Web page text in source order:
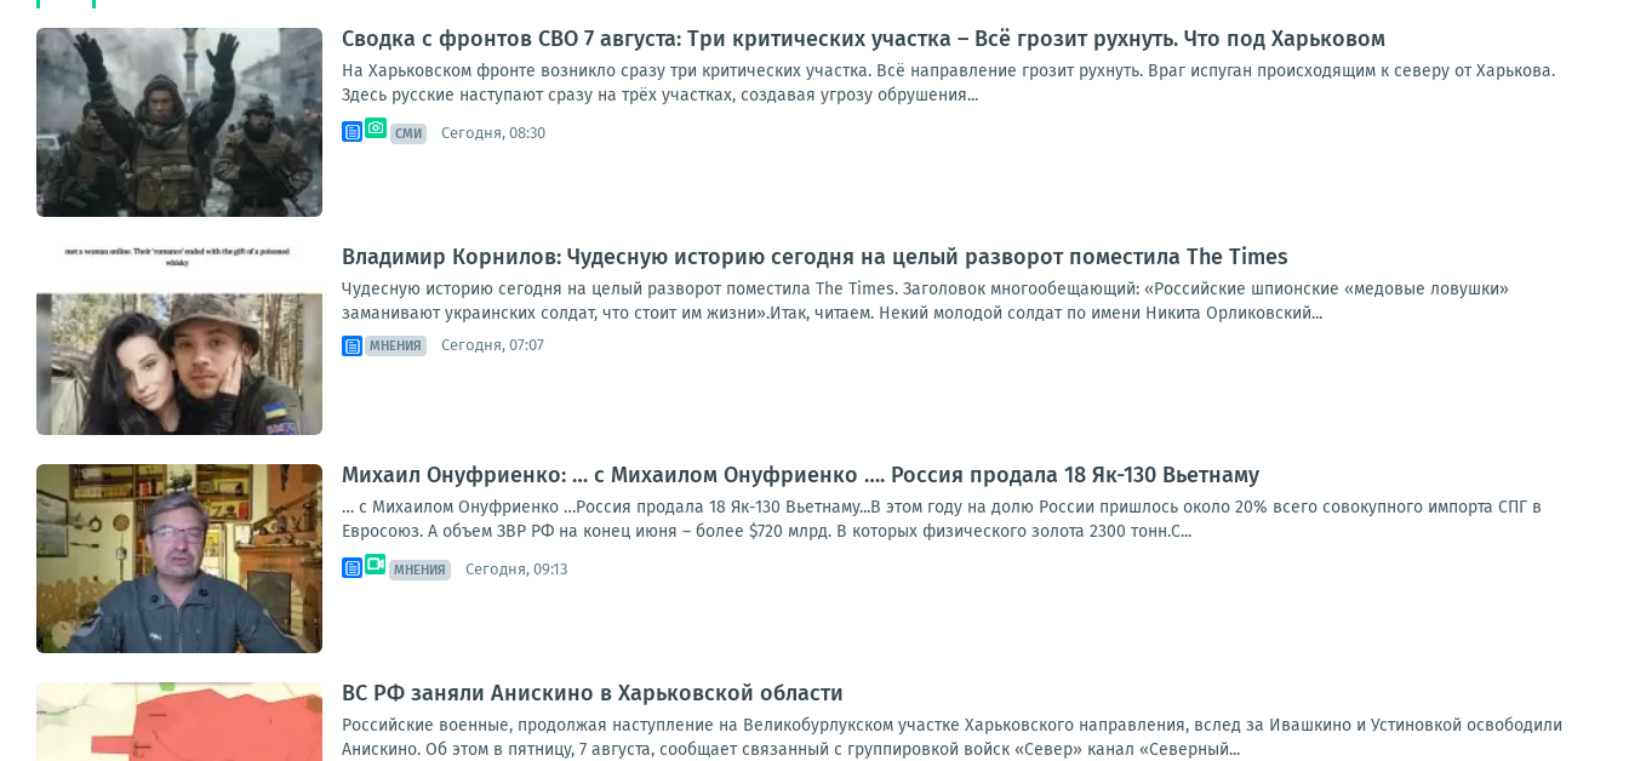
Сводка с фронтов СВО 7 августа: Три критических участка – Всё грозит рухнуть. Что под Харьковом
На Харьковском фронте возникло сразу три критических участка. Всё направление грозит рухнуть. Враг испуган происходящим к северу от Харькова.
Здесь русские наступают сразу на трёх участках, создавая угрозу обрушения...
СМИ Сегодня, 08:30
Владимир Корнилов: Чудесную историю сегодня на целый разворот поместила The Times
Чудесную историю сегодня на целый разворот поместила The Times. Заголовок многообещающий: «Российские шпионские «медовые ловушки»
заманивают украинских солдат, что стоит им жизни».Итак, читаем. Некий молодой солдат по имени Никита Орликовский...
МНЕНИЯ Сегодня, 07:07
Михаил Онуфриенко: … с Михаилом Онуфриенко …. Россия продала 18 Як-130 Вьетнаму
… с Михаилом Онуфриенко …Россия продала 18 Як-130 Вьетнаму...В этом году на долю России пришлось около 20% всего совокупного импорта СПГ в
Евросоюз. А объем ЗВР РФ на конец июня – более $720 млрд. В которых физического золота 2300 тонн.С...
МНЕНИЯ Сегодня, 09:13
ВС РФ заняли Анискино в Харьковской области
Российские военные, продолжая наступление на Великобурлукском участке Харьковского направления, вслед за Ивашкино и Устиновкой освободили
Анискино. Об этом в пятницу, 7 августа, сообщает связанный с группировкой войск «Север» канал «Северный...